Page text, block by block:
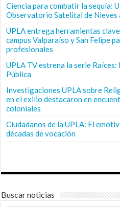
Ciencia para combatir la sequía:
Observatorio Satelital de Nieves
UPLA entrega herramientas
campus Valparaíso y San Felipe
profesionales
UPLA TV estrena la serie
Pública
Investigaciones UPLA sobre
en el exilio destacaron en
coloniales
Ciudadanos de la UPLA: El
décadas de vocación
Buscar noticias